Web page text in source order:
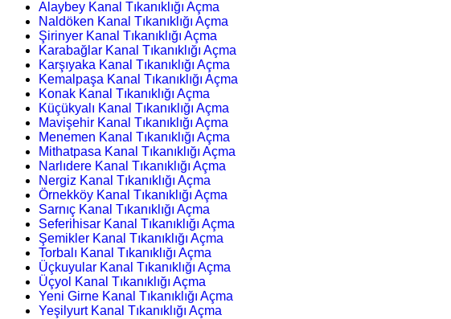
Alaybey Kanal Tıkanıklığı Açma
Naldöken Kanal Tıkanıklığı Açma
Şirinyer Kanal Tıkanıklığı Açma
Karabağlar Kanal Tıkanıklığı Açma
Karşıyaka Kanal Tıkanıklığı Açma
Kemalpaşa Kanal Tıkanıklığı Açma
Konak Kanal Tıkanıklığı Açma
Küçükyalı Kanal Tıkanıklığı Açma
Mavişehir Kanal Tıkanıklığı Açma
Menemen Kanal Tıkanıklığı Açma
Mithatpasa Kanal Tıkanıklığı Açma
Narlıdere Kanal Tıkanıklığı Açma
Nergiz Kanal Tıkanıklığı Açma
Örnekköy Kanal Tıkanıklığı Açma
Sarnıç Kanal Tıkanıklığı Açma
Seferihisar Kanal Tıkanıklığı Açma
Şemikler Kanal Tıkanıklığı Açma
Torbalı Kanal Tıkanıklığı Açma
Üçkuyular Kanal Tıkanıklığı Açma
Üçyol Kanal Tıkanıklığı Açma
Yeni Girne Kanal Tıkanıklığı Açma
Yeşilyurt Kanal Tıkanıklığı Açma